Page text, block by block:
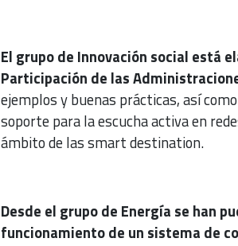
El grupo de Innovación social está
Participación de las
ejemplos y buenas prácticas, así
soporte para la escucha activa en
ámbito de las smart destination.
Desde el grupo de Energía se han
funcionamiento de un sistema de